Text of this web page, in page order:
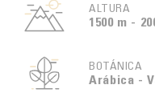
ALTURA
1500 m -
BOTÁNICA
Arábica -